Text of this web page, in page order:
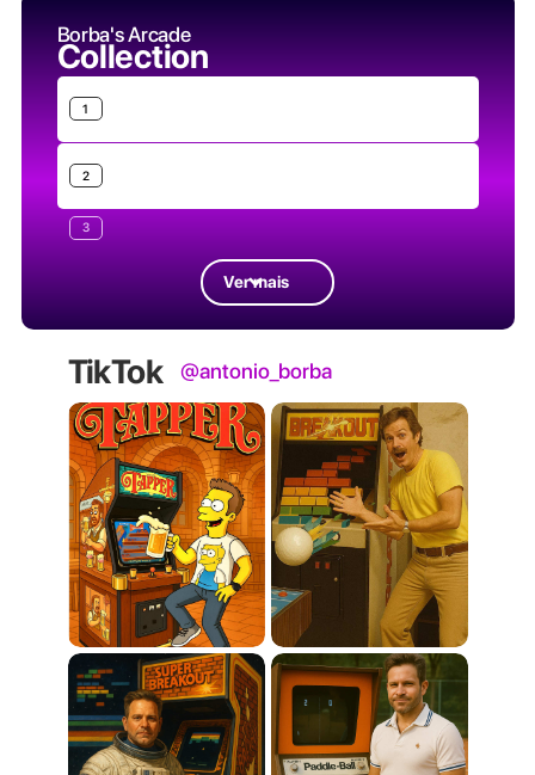
Borba's Arcade
Collection
1
2
3
Ver mais
TikTok @antonio_borba